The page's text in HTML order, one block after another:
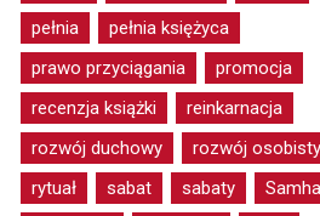
pełnia
pełnia księżyca
prawo przyciągania
promocja
recenzja książki
reinkarnacja
rozwój duchowy
rozwój osobisty
rytuał
sabat sabaty